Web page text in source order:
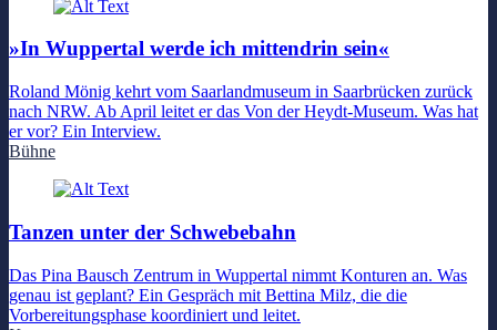
»In Wuppertal werde ich mittendrin sein«
Roland Mönig kehrt vom Saarlandmuseum in Saarbrücken zurück
nach NRW. Ab April leitet er das Von der Heydt-Museum. Was hat
er vor? Ein Interview.
Bühne
Tanzen unter der Schwebebahn
Das Pina Bausch Zentrum in Wuppertal nimmt Konturen an. Was
genau ist geplant? Ein Gespräch mit Bettina Milz, die die
Vorbereitungsphase koordiniert und leitet.